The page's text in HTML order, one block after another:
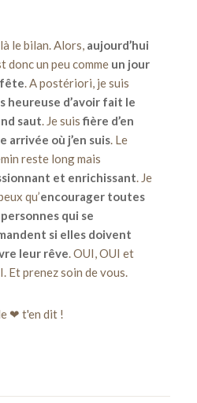
le bilan. Alors, aujourd’hui
donc un peu comme un jour
. A postériori, je suis
heureuse d’avoir fait le
saut. Je suisfière d’en
arrivée où j’en suis. Le
reste long mais
et enrichissant. Je
qu’encourager toutes
qui se
si elles doivent
leur rêve. OUI, OUI et
Et prenez soin de vous.
❤ t'en dit !